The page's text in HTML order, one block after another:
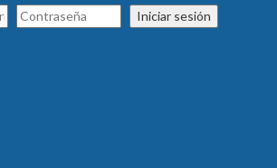
Iniciar sesión